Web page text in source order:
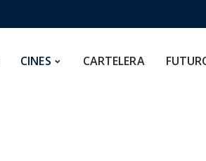
CINES CARTELERA